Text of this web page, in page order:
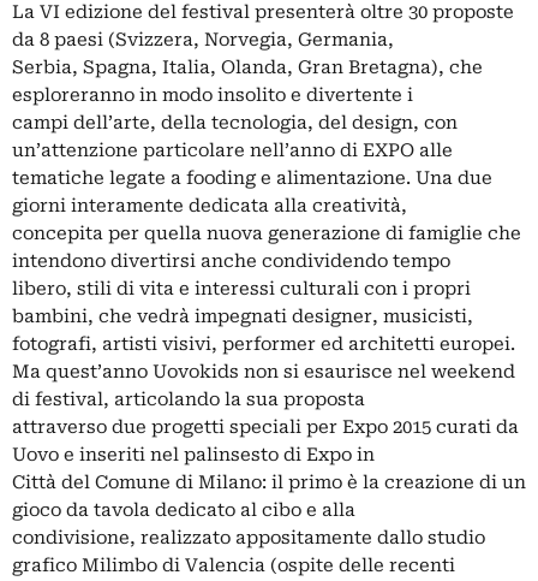
La VI edizione del festival presenterà oltre 30 proposte
da 8 paesi (Svizzera, Norvegia, Germania,
Serbia, Spagna, Italia, Olanda, Gran Bretagna), che
esploreranno in modo insolito e divertente i
campi dell’arte, della tecnologia, del design, con
un’attenzione particolare nell’anno di EXPO alle
tematiche legate a fooding e alimentazione. Una due
giorni interamente dedicata alla creatività,
concepita per quella nuova generazione di famiglie che
intendono divertirsi anche condividendo tempo
libero, stili di vita e interessi culturali con i propri
bambini, che vedrà impegnati designer, musicisti,
fotografi, artisti visivi, performer ed architetti europei.
Ma quest’anno Uovokids non si esaurisce nel weekend
di festival, articolando la sua proposta
attraverso due progetti speciali per Expo 2015 curati da
Uovo e inseriti nel palinsesto di Expo in
Città del Comune di Milano: il primo è la creazione di un
gioco da tavola dedicato al cibo e alla
condivisione, realizzato appositamente dallo studio
grafico Milimbo di Valencia (ospite delle recenti